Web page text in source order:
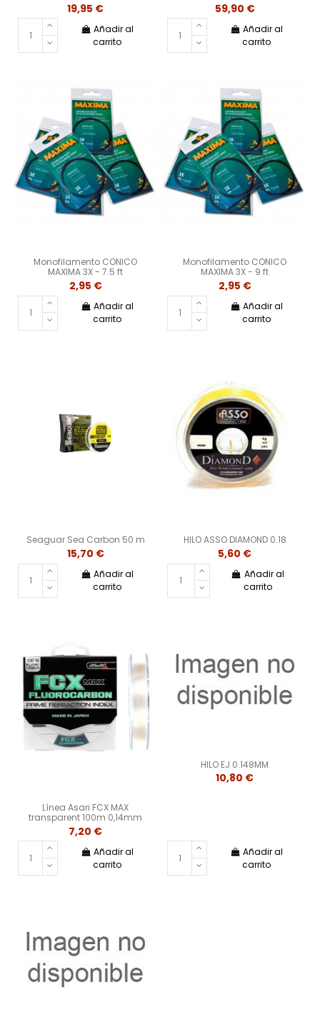
19,95 €
Añadir al
carrito
59,90 €
Añadir al
carrito
Monofilamento CONICO
MAXIMA 3X - 7.5 ft
2,95 €
Añadir al
carrito
Monofilamento CONICO
MAXIMA 3X - 9 ft
2,95 €
Añadir al
carrito
Seaguar Sea Carbon 50 m
15,70 €
Añadir al
carrito
HILO ASSO DIAMOND 0.18
5,60 €
Añadir al
carrito
Línea Asari FCX MAX
transparent 100m 0,14mm
7,20 €
Añadir al
carrito
HILO EJ 0.148MM
10,80 €
Añadir al
carrito